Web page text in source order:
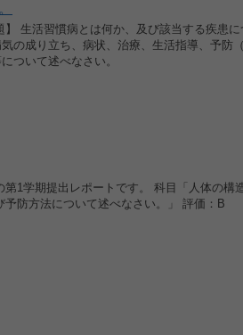
生活習慣病とは何か、及び該当する疾患
の成り立ち、病状、治療、生活指導、予防
ついて述べなさい。
1学期提出レポートです。 科目「人体の構
防方法について述べなさい。」 評価：B